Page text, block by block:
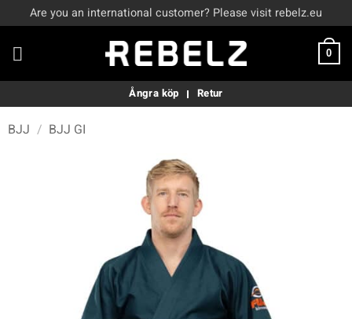
to
content
Are you an international customer? Please visit rebelz.eu
0
Ångra köp Retur
BJJ / BJJ GI